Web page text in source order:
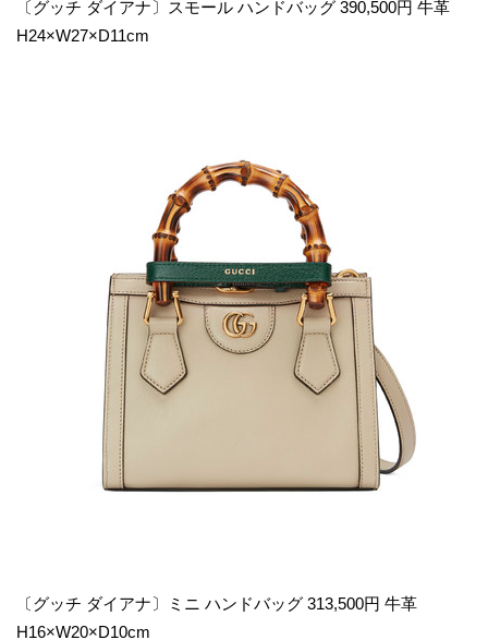
〔グッチ ダイアナ〕スモール ハンドバッグ 390,500円 牛革
H24×W27×D11cm
〔グッチ ダイアナ〕ミニ ハンドバッグ 313,500円 牛革
H16×W20×D10cm